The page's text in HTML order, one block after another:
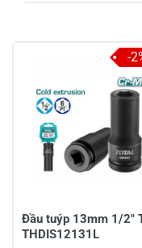
Chia sẻ
Đầu tuýp 13mm 1/2"
THDIS12131L
-